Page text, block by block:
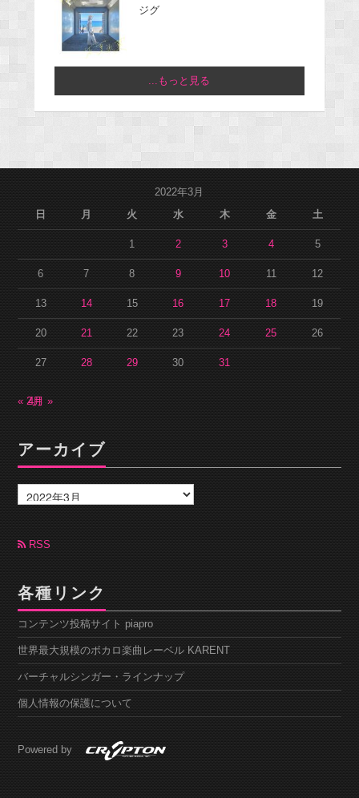
ジグ
...もっと見る
2022年3月
日
月 火 水 木 金 土
1 2 3 4 5
6 7 8 9 10 11 12
13 14 15 16 17 18 19
20 21 22 23 24 25 26
27 28 29 30 31
« 2月4月 »
アーカイブ
ー
カ
ブRSS
各種リンク
コンテンツ投稿サイト piapro
世界最大規模のボカロ楽曲レーベル KARENT
バーチャルシンガー・ラインナップ
個人情報の保護について
Powered by